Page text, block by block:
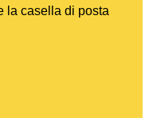
la casella di posta